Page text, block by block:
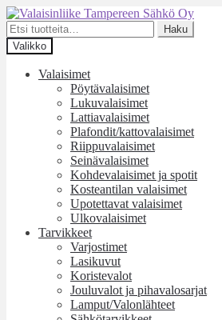
Siirry
navigointiin
Siirry
sisältöön
Etsi:
Haku
Valikko
Valaisimet
Pöytävalaisimet
Lukuvalaisimet
Lattiavalaisimet
Plafondit/kattovalaisimet
Riippuvalaisimet
Seinävalaisimet
Kohdevalaisimet ja spotit
Kosteantilan valaisimet
Upotettavat valaisimet
Ulkovalaisimet
Tarvikkeet
Varjostimet
Lasikuvut
Koristevalot
Jouluvalot ja pihavalosarjat
Lamput/Valonlähteet